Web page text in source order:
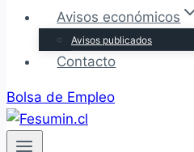
Avisos económicos
Avisos publicados
Contacto
Bolsa de Empleo